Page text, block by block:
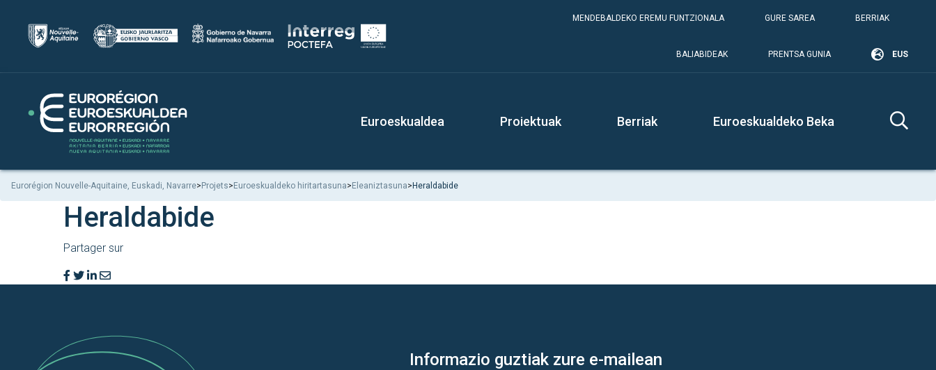
MENDEBALDEKO EREMU FUNTZIONALA GURE SAREA BERRIAK
BALIABIDEAK PRENTSA GUNIA EUS
Euroeskualdea Proiektuak Berriak Euroeskualdeko Beka
Eurorégion Nouvelle-Aquitaine, Euskadi, Navarre>Projets>Euroeskualdeko hiritartasuna>Eleaniztasuna>Heraldabide
Heraldabide
Partager sur
Informazio guztiak zure e-mailean